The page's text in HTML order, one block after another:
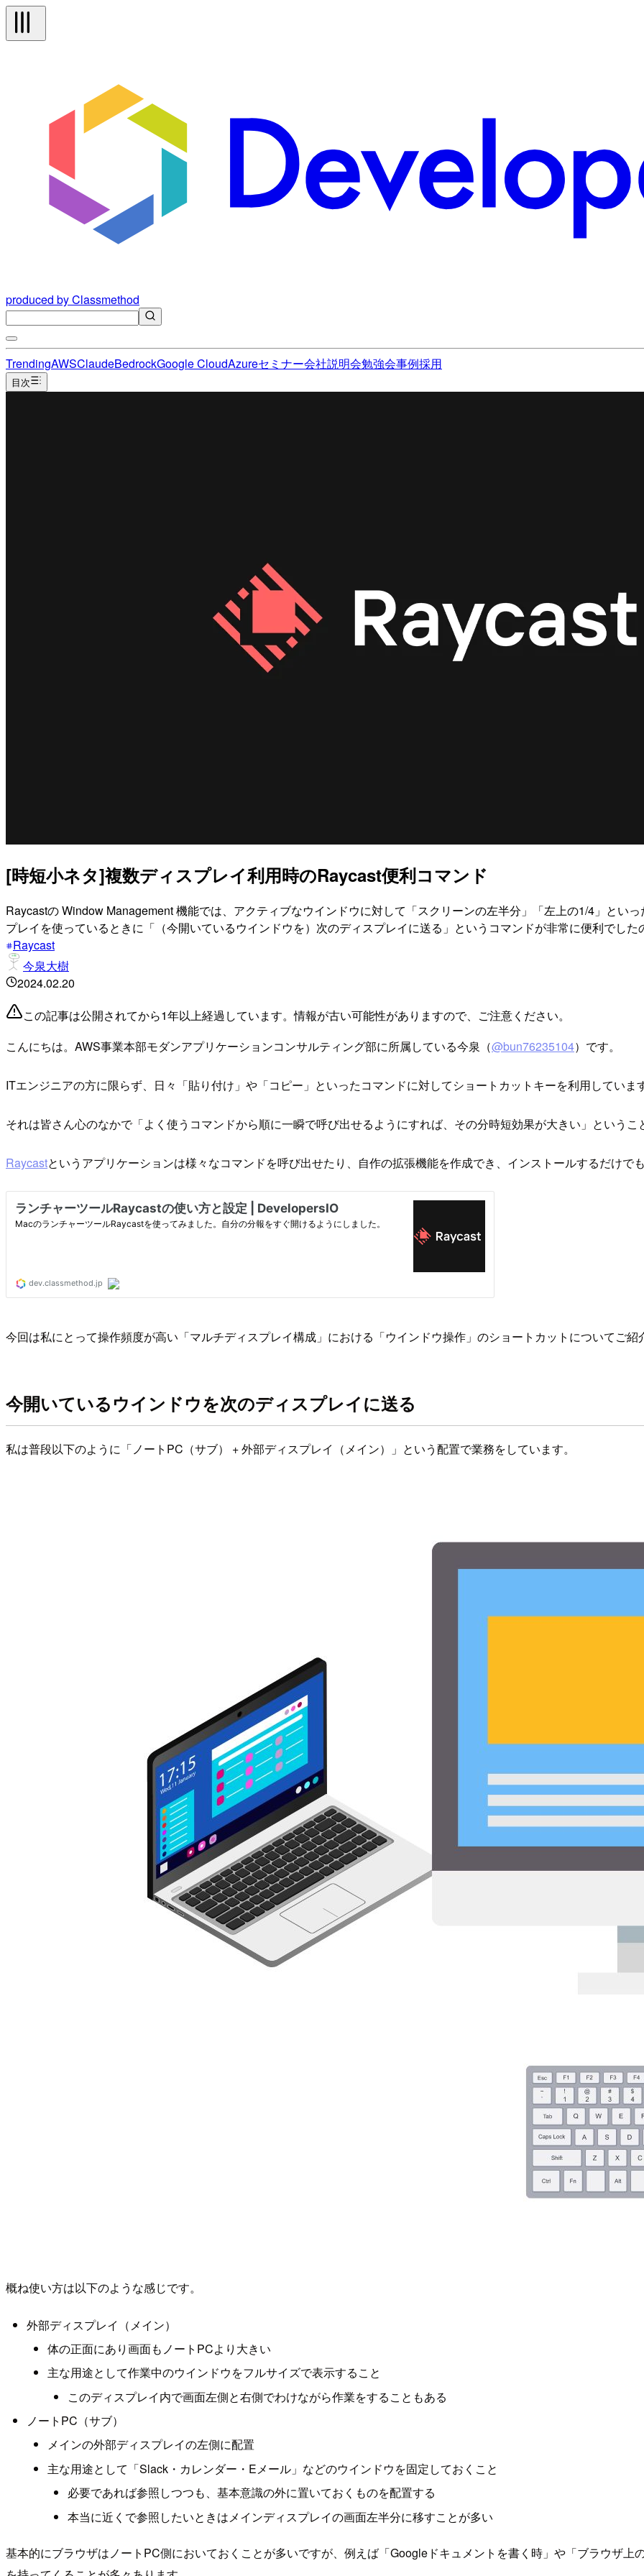
produced by Classmethod
TrendingAWSClaudeBedrockGoogle CloudAzureセミナー会社説明会勉強会事例採用
目次
[時短小ネタ]複数ディスプレイ利用時のRaycast便利コマンド
Raycastの Window Management 機能では、アクティブなウインドウに対して「スクリーンの左半分」「左上の1/4」とい
プレイを使っているときに「（今開いているウインドウを）次のディスプレイに送る」というコマンドが非常に便利でした
Raycast
今泉大樹
2024.02.20
この記事は公開されてから1年以上経過しています。情報が古い可能性がありますので、ご注意ください。
こんにちは。AWS事業本部モダンアプリケーションコンサルティング部に所属している今泉（@bun76235104）です。
ITエンジニアの方に限らず、日々「貼り付け」や「コピー」といったコマンドに対してショートカットキーを利用していま
それは皆さん心のなかで「よく使うコマンドから順に一瞬で呼び出せるようにすれば、その分時短効果が大きい」というこ
Raycastというアプリケーションは様々なコマンドを呼び出せたり、自作の拡張機能を作成でき、インストールするだけでも
今回は私にとって操作頻度が高い「マルチディスプレイ構成」における「ウインドウ操作」のショートカットについてご紹
今開いているウインドウを次のディスプレイに送る
私は普段以下のように「ノートPC（サブ） + 外部ディスプレイ（メイン）」という配置で業務をしています。
概ね使い方は以下のような感じです。
外部ディスプレイ（メイン）
体の正面にあり画面もノートPCより大きい
主な用途として作業中のウインドウをフルサイズで表示すること
このディスプレイ内で画面左側と右側でわけながら作業をすることもある
ノートPC（サブ）
メインの外部ディスプレイの左側に配置
主な用途として「Slack・カレンダー・Eメール」などのウインドウを固定しておくこと
必要であれば参照しつつも、基本意識の外に置いておくものを配置する
本当に近くで参照したいときはメインディスプレイの画面左半分に移すことが多い
基本的にブラウザはノートPC側においておくことが多いですが、例えば「Googleドキュメントを書く時」や「ブラウザ